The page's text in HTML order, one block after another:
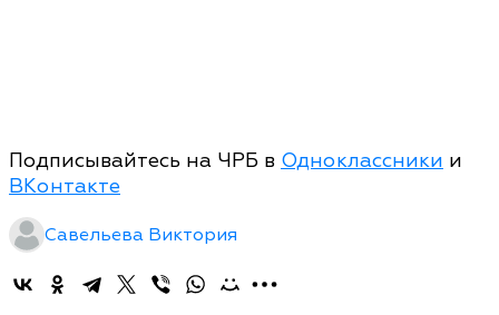
Подписывайтесь на ЧРБ в Одноклассники и
ВКонтакте
Савельева Виктория